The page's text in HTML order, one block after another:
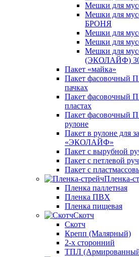
Мешки для
Мешки для
БРОНЯ
Мешки для
Мешки для
Мешки для
(ЭКОЛАЙФ)
Пакет «майка»
Пакет фасовочный
пачках
Пакет фасовочный
пластах
Пакет фасовочный
рулоне
Пакет в рулоне для
«ЭКОЛАЙФ»
Пакет с вырубной
Пакет с петлевой
Пакет с
Пленка-
Пленка паллетная
Пленка ПВХ
Пленка пищевая
Скотч
Скотч
Крепп (Малярный)
2-х сторонний
ТПЛ